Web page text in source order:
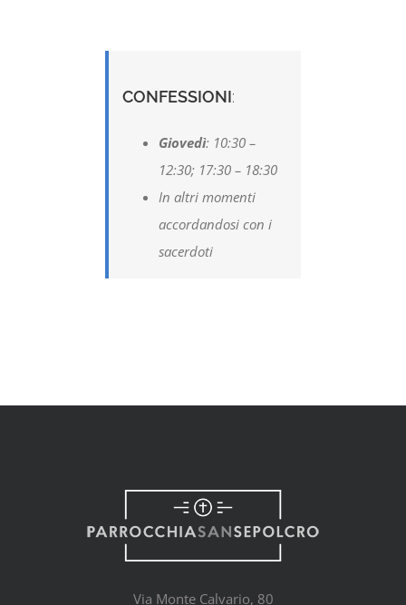
CONFESSIONI:
Giovedì: 10:30 –
12:30; 17:30 – 18:30
In altri momenti
accordandosi con i
sacerdoti
Via Monte Calvario, 80